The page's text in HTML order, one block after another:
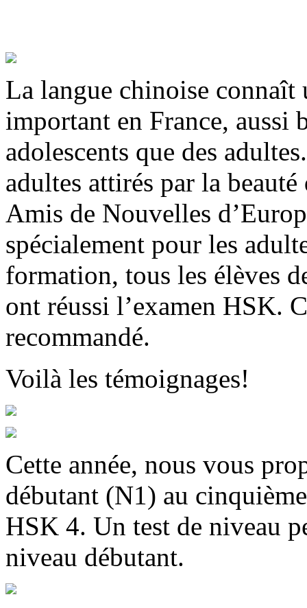
La langue chinoise connaît
important en France, aussi
adolescents que des
adultes attirés par la
Amis de Nouvelles
spécialement pour les
formation, tous les élèves
ont réussi l’examen HSK.
recommandé.
Voilà les témoignages!
Cette année, nous vous
débutant (N1) au
HSK 4. Un test de niveau
niveau débutant.